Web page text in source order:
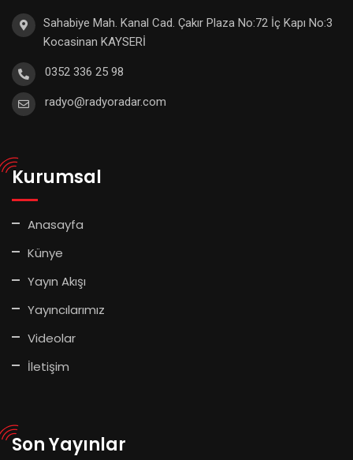
Sahabiye Mah. Kanal Cad. Çakır Plaza No:72 İç Kapı No:3
Kocasinan KAYSERİ
0352 336 25 98
radyo@radyoradar.com
Kurumsal
Anasayfa
Künye
Yayın Akışı
Yayıncılarımız
Videolar
İletişim
Son Yayınlar